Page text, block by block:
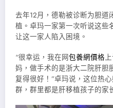
去年12月，德勒被诊断为胆道
植。卓玛一家第一次听说这些
让这一家人陷入困境。
“很幸运，我在网包養網價格
妈，做手术的是浙大二院肝胆
复得很好！”卓玛说，这位热
群，群里都是肝移植孩子的家